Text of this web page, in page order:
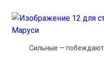
Сильные —